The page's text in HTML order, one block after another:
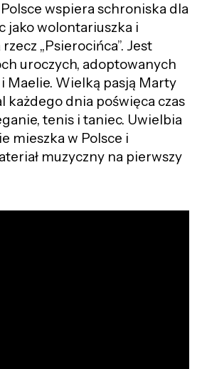
Polsce wspiera schroniska dla
jako wolontariuszka i
„Psierocińca”. Jest
uroczych, adoptowanych
Maelie. Wielką pasją Marty
każdego dnia poświęca czas
tenis i taniec. Uwielbia
mieszka w Polsce i
muzyczny na pierwszy